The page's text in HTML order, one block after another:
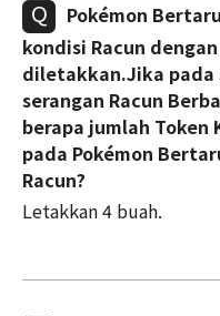
Pokémon
kondisi Racun
diletakkan.Jika pada
serangan Racun
berapa jumlah
pada Pokémon
Racun?
Letakkan 4 buah.